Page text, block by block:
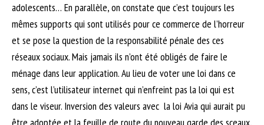
adolescents… En parallèle, on constate que c’est toujours les
mêmes supports qui sont utilisés pour ce commerce de l’horreur
et se pose la question de la responsabilité pénale des ces
réseaux sociaux. Mais jamais ils n’ont été obligés de faire le
ménage dans leur application. Au lieu de voter une loi dans ce
sens, c’est l’utilisateur internet qui n’enfreint pas la loi qui est
dans le viseur. Inversion des valeurs avec la loi Avia qui aurait pu
être adoptée et la feuille de route du nouveau garde des sceaux,